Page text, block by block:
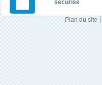
sécurisé
Plan du site